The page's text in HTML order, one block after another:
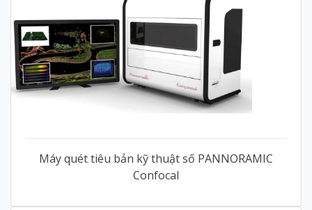
Máy quét tiêu bản kỹ thuật số PANNORAMIC
Confocal